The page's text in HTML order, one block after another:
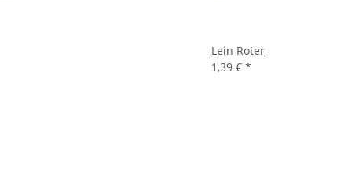
Lein Roter
1,39 € *